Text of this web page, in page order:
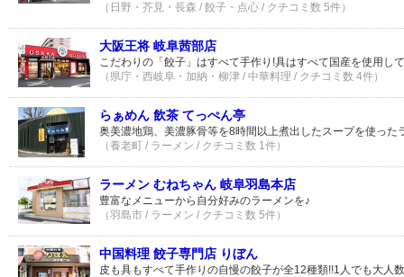
（日野・芥見・長森 / 餃子・点心 / クチコミ数 5件）
大阪王将 岐阜茜部店
こだわりの「餃子」はすべて手作り!具はすべて国産を使用し
（県庁・西岐阜・加納・柳津 / 中華料理 / クチコミ数 4件）
らぁめん 飲茶 てっぺん亭
奥美濃地鶏、美濃豚骨等を8時間以上煮出したスープを使った
（養老町 / ラーメン / クチコミ数 1件）
ラーメン むねちゃん 岐阜羽島本店
豊富なメニューから自分好みのラーメンを♪
（羽島市 / ラーメン / クチコミ数 5件）
中国料理 餃子専門店 りぼん
皮も具もすべて手作りの自慢の餃子が全12種類!!1人でも大人